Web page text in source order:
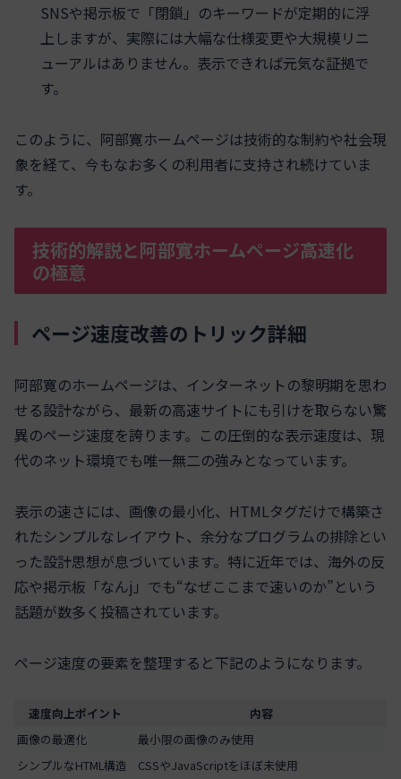
SNSや掲示板で「閉鎖」のキーワードが定期的に浮
上しますが、実際には大幅な仕様変更や大規模リニ
ューアルはありません。表示できれば元気な証拠で
す。
このように、阿部寛ホームページは技術的な制約や社会現
象を経て、今もなお多くの利用者に支持され続けていま
す。
技術的解説と阿部寛ホームページ高速化
の極意
ページ速度改善のトリック詳細
阿部寛のホームページは、インターネットの黎明期を思わ
せる設計ながら、最新の高速サイトにも引けを取らない驚
異のページ速度を誇ります。この圧倒的な表示速度は、現
代のネット環境でも唯一無二の強みとなっています。
表示の速さには、画像の最小化、HTMLタグだけで構築さ
れたシンプルなレイアウト、余分なプログラムの排除とい
った設計思想が息づいています。特に近年では、海外の反
応や掲示板「なんj」でも“なぜここまで速いのか”という
話題が数多く投稿されています。
ページ速度の要素を整理すると下記のようになります。
速度向上ポイント
内容
画像の最適化
最小限の画像のみ使用
シンプルなHTML構造
CSSやJavaScriptをほぼ未使用